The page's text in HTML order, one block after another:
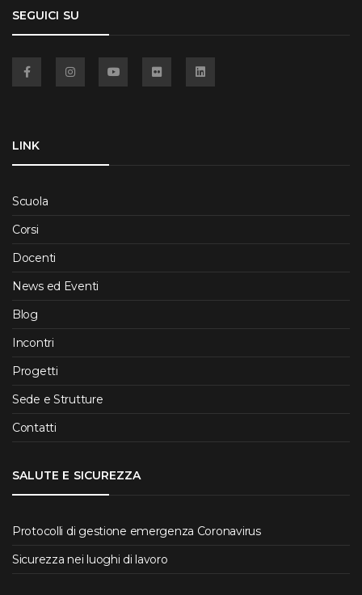
SEGUICI SU
LINK
Scuola
Corsi
Docenti
News ed Eventi
Blog
Incontri
Progetti
Sede e Strutture
Contatti
SALUTE E SICUREZZA
Protocolli di gestione emergenza Coronavirus
Sicurezza nei luoghi di lavoro